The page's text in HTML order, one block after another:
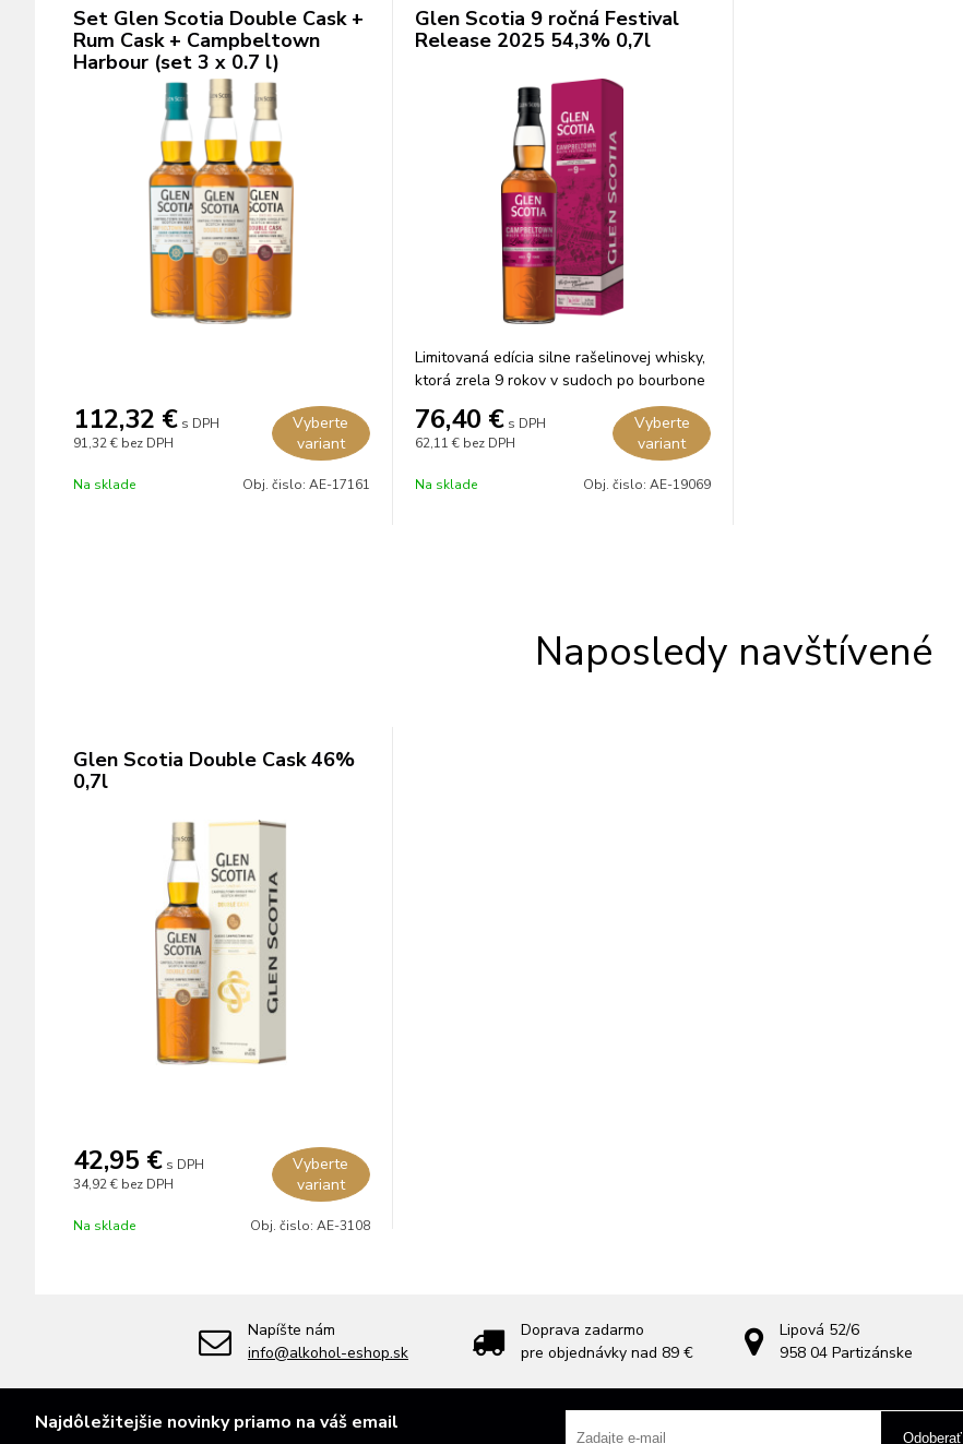
Set Glen Scotia Double Cask +
Rum Cask + Campbeltown
Harbour (set 3 x 0.7 l)
112,32 € s DPH
91,32 € bez DPH
Vyberte
variant
Na sklade Obj. čislo: AE-17161
Glen Scotia 9 ročná Festival
Release 2025 54,3% 0,7l
Limitovaná edícia silne rašelinovej whisky,
ktorá zrela 9 rokov v sudoch po bourbone
76,40 € s DPH
62,11 € bez DPH
Vyberte
variant
Na sklade Obj. čislo: AE-19069
Naposledy navštívené
Glen Scotia Double Cask 46%
0,7l
42,95 € s DPH
34,92 € bez DPH
Vyberte
variant
Na sklade Obj. čislo: AE-3108
Napíšte nám
info@alkohol-eshop.sk
Doprava zadarmo
pre objednávky nad 89 €
Lipová 52/6
958 04 Partizánske
Najdôležitejšie novinky priamo na váš email
Odoberať